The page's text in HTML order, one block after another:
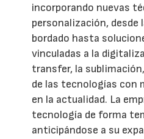
incorporando nuevas
personalización, desde
bordado hasta
vinculadas a la
transfer, la
de las tecnologías con
en la actualidad. La
tecnología de forma
anticipándose a su